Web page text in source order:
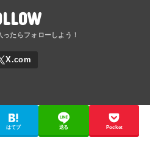
はてブ 送る Pocket